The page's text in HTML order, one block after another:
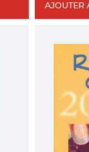
AJOUTER